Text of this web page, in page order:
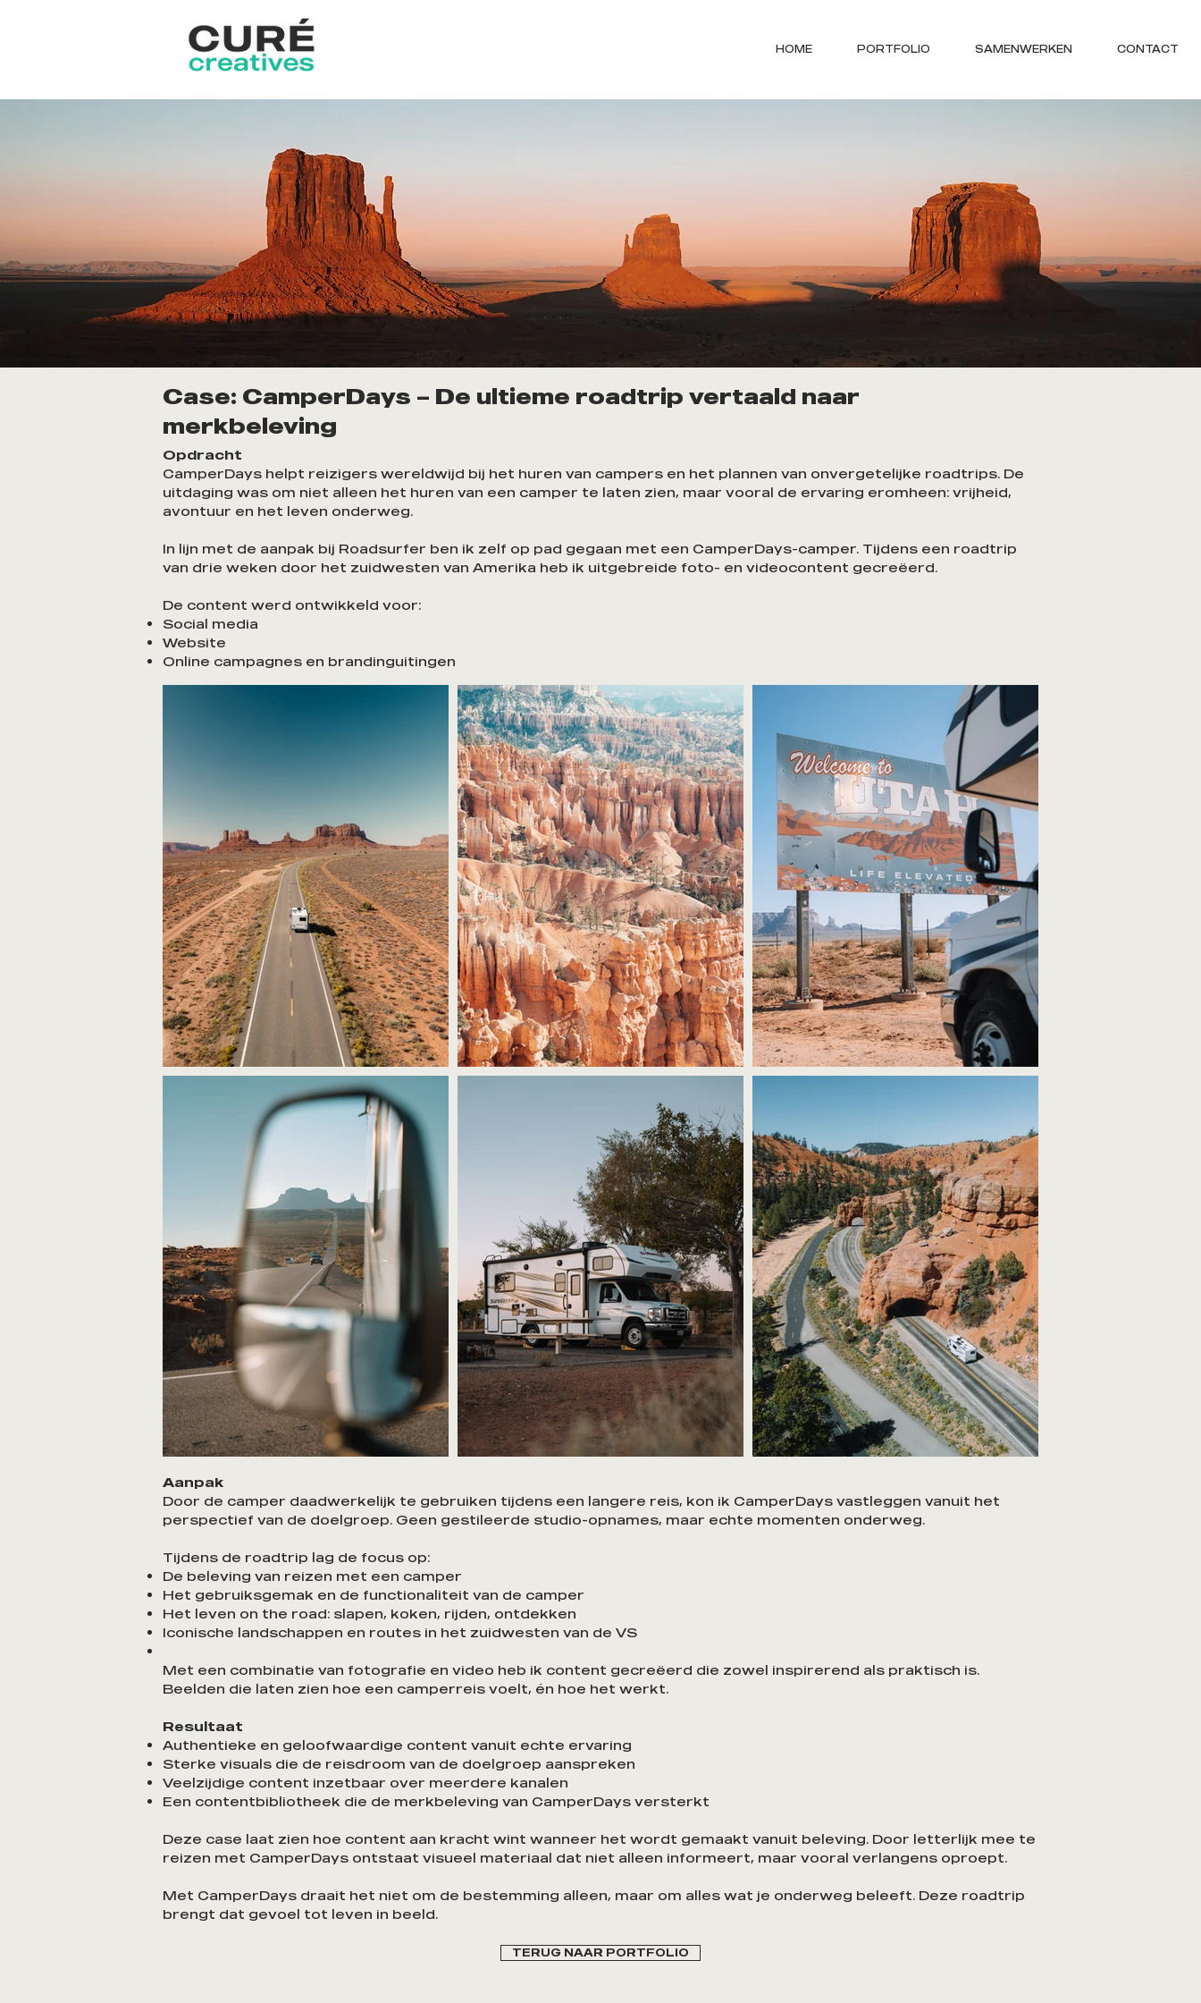
HOME PORTFOLIO SAMENWERKEN CONTACT
Case: CamperDays – De ultieme roadtrip vertaald naar
merkbeleving
Opdracht
CamperDays helpt reizigers wereldwijd bij het huren van campers en het plannen van onvergetelijke roadtrips. De
uitdaging was om niet alleen het huren van een camper te laten zien, maar vooral de ervaring eromheen: vrijheid,
avontuur en het leven onderweg.
In lijn met de aanpak bij Roadsurfer ben ik zelf op pad gegaan met een CamperDays-camper. Tijdens een roadtrip
van drie weken door het zuidwesten van Amerika heb ik uitgebreide foto- en videocontent gecreëerd.
De content werd ontwikkeld voor:
Social media
Website
Online campagnes en brandinguitingen
Aanpak
Door de camper daadwerkelijk te gebruiken tijdens een langere reis, kon ik CamperDays vastleggen vanuit het
perspectief van de doelgroep. Geen gestileerde studio-opnames, maar echte momenten onderweg.
Tijdens de roadtrip lag de focus op:
De beleving van reizen met een camper
Het gebruiksgemak en de functionaliteit van de camper
Het leven on the road: slapen, koken, rijden, ontdekken
Iconische landschappen en routes in het zuidwesten van de VS
Met een combinatie van fotografie en video heb ik content gecreëerd die zowel inspirerend als praktisch is.
Beelden die laten zien hoe een camperreis voelt, én hoe het werkt.
Resultaat
Authentieke en geloofwaardige content vanuit echte ervaring
Sterke visuals die de reisdroom van de doelgroep aanspreken
Veelzijdige content inzetbaar over meerdere kanalen
Een contentbibliotheek die de merkbeleving van CamperDays versterkt
Deze case laat zien hoe content aan kracht wint wanneer het wordt gemaakt vanuit beleving. Door letterlijk mee te
reizen met CamperDays ontstaat visueel materiaal dat niet alleen informeert, maar vooral verlangens oproept.
Met CamperDays draait het niet om de bestemming alleen, maar om alles wat je onderweg beleeft. Deze roadtrip
brengt dat gevoel tot leven in beeld.
TERUG NAAR PORTFOLIO